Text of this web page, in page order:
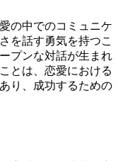
の中でのコミュニケ
を話す勇気を持つこ
プンな対話が生まれ
とは、恋愛における
り、成功するための